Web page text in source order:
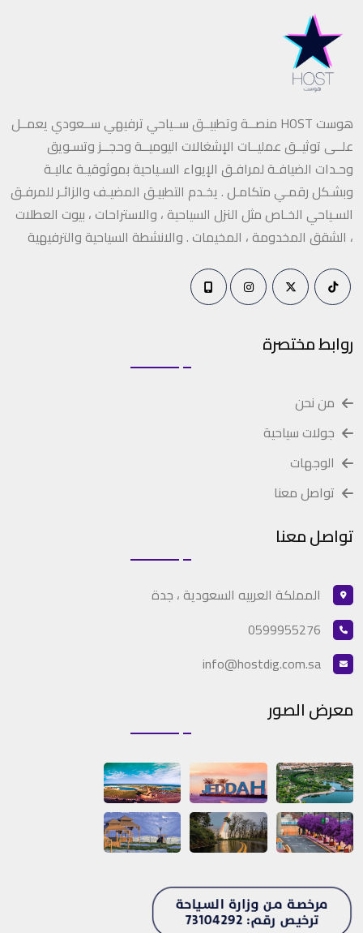
هوست HOST منصــة وتطبيــق ســياحي ترفيهي ســعودي يعمــل
علــى توثيــق عمليــات الإشغالات اليوميــة وحجــز وتسـويق
وحـدات الضيافـة لمرافـق الإيواء السـياحية بموثوقيـة عاليـة
وبشـكل رقمـي متكامـل . يخـدم التطبيـق المضيـف والزائـر للمرفـق
السـياحي الخـاص مثل النزل السياحية ، والاستراحات ، بيوت العطلات
، الشقق المخدومة ، المخيمات . والانشطة السياحية والترفيهية
روابط مختصرة
من نحن
جولات سياحية
الوجهات
تواصل معنا
تواصل معنا
المملكة العربيه السعودية ، جدة
0599955276
info@hostdig.com.sa
معرض الصور